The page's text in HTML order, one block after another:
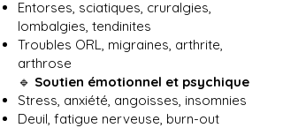
Entorses, sciatiques, cruralgies,
lombalgies, tendinites
Troubles ORL, migraines, arthrite,
arthrose
🔹 Soutien émotionnel et psychique
Stress, anxiété, angoisses, insomnies
Deuil, fatigue nerveuse, burn-out